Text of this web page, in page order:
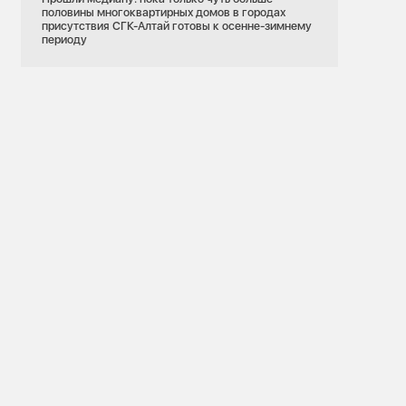
половины многоквартирных домов в городах
присутствия СГК-Алтай готовы к осенне-зимнему
периоду